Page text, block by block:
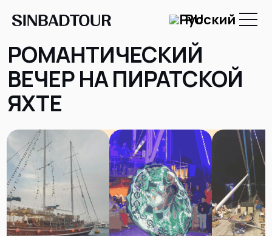
RU
РОМАНТИЧЕСКИЙ
ВЕЧЕР НА ПИРАТСКОЙ
ЯХТЕ